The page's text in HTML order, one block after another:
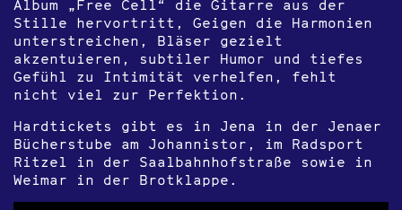
Album „Free Cell“ die Gitarre aus der
Stille hervortritt, Geigen die Harmonien
unterstreichen, Bläser gezielt
akzentuieren, subtiler Humor und tiefes
Gefühl zu Intimität verhelfen, fehlt
nicht viel zur Perfektion.
Hardtickets gibt es in Jena in der Jenaer
Bücherstube am Johannistor, im Radsport
Ritzel in der Saalbahnhofstraße sowie in
Weimar in der Brotklappe.